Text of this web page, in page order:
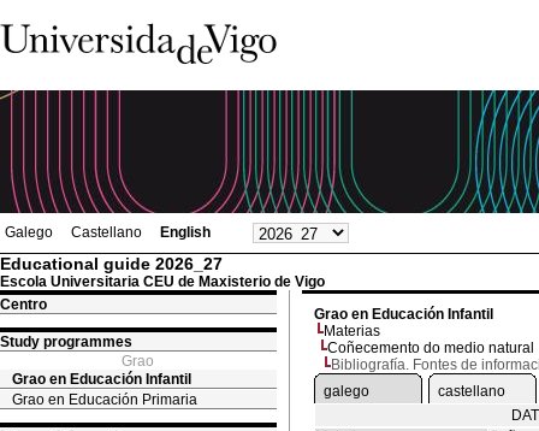
Galego Castellano English
Educational guide 2026_27
Escola Universitaria CEU de Maxisterio de Vigo
Centro
Study programmes
Grao
Grao en Educación Infantil
Grao en Educación Primaria
Grao en Educación Infantil
Materias
Coñecemento do medio natural
Bibliografía. Fontes de
galego
castellano